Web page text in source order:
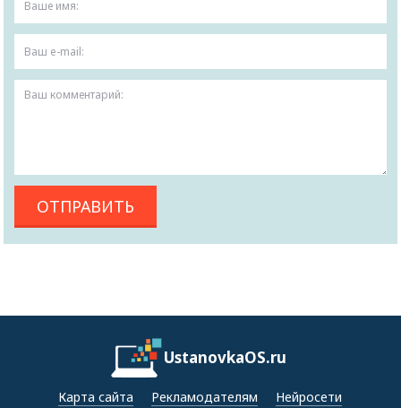
UstanovkaOS.ru
Карта сайта Рекламодателям Нейросети